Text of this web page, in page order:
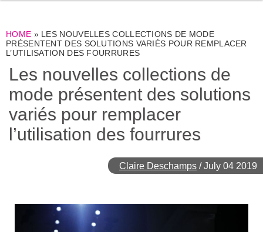
HOME » LES NOUVELLES COLLECTIONS DE MODE
PRÉSENTENT DES SOLUTIONS VARIÉS POUR REMPLACER
L’UTILISATION DES FOURRURES
Les nouvelles collections de
mode présentent des solutions
variés pour remplacer
l’utilisation des fourrures
Claire Deschamps /July 04 2019